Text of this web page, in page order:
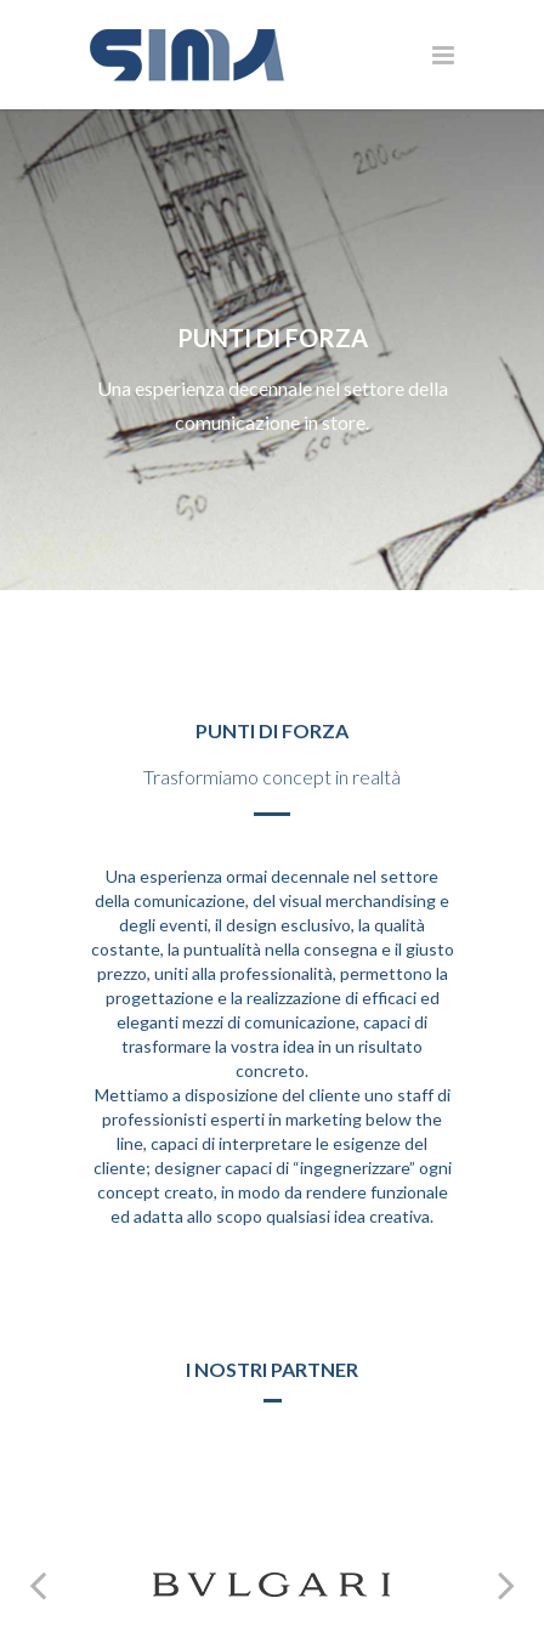
PUNTI DI FORZA
Una esperienza decennale nel settore della
comunicazione in store.
PUNTI DI FORZA
Trasformiamo concept in realtà
Una esperienza ormai decennale nel settore
della comunicazione, del visual merchandising e
degli eventi, il design esclusivo, la qualità
costante, la puntualità nella consegna e il giusto
prezzo, uniti alla professionalità, permettono la
progettazione e la realizzazione di efficaci ed
eleganti mezzi di comunicazione, capaci di
trasformare la vostra idea in un risultato
concreto.
Mettiamo a disposizione del cliente uno staff di
professionisti esperti in marketing below the
line, capaci di interpretare le esigenze del
cliente; designer capaci di “ingegnerizzare” ogni
concept creato, in modo da rendere funzionale
ed adatta allo scopo qualsiasi idea creativa.
I NOSTRI PARTNER